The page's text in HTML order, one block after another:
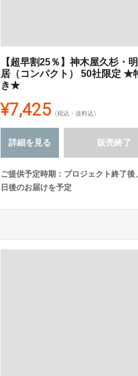
【超早割25％】神木屋久杉・
居（コンパクト） 50社限定 ★
き★
¥7,425 (税込・送料込)
詳細を見る 販売終了
ご提供予定時期：プロジェクト終了後
日後のお届けを予定